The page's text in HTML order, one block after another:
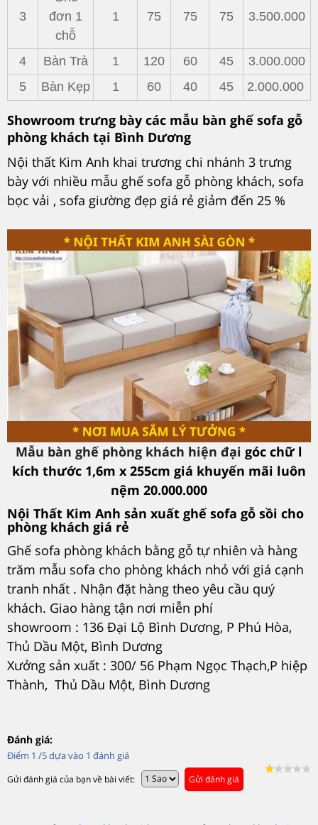
3
đơn 1
chỗ
1 75 75 75 3.500.000
4 Bàn Trà 1 120 60 45
3.000.000
5
Bàn Kẹp 1 60 40 45 2.000.000
Showroom trưng bày các mẫu bàn ghế sofa gỗ
phòng khách tại Bình Dương
Nội thất Kim Anh khai trương chi nhánh 3 trưng
bày với nhiều mẫu ghế sofa gỗ phòng khách, sofa
bọc vải , sofa giường đẹp giá rẻ giảm đến 25 %
Mẫu bàn ghế phòng khách hiện đại góc chữ l
kích thước 1,6m x 255cm giá khuyến mãi luôn
nệm 20.000.000
Nội Thất Kim Anh sản xuất ghế sofa gỗ sồi cho
phòng khách giá rẻ
Ghế sofa phòng khách bằng gỗ tự nhiên và hàng
trăm mẫu sofa cho phòng khách nhỏ với giá cạnh
tranh nhất . Nhận đặt hàng theo yêu cầu quý
khách. Giao hàng tận nơi miễn phí
showroom : 136 Đại Lộ Bình Dương, P Phú Hòa,
Thủ Dầu Một, Bình Dương
Xưởng sản xuất : 300/ 56 Phạm Ngọc Thạch,P hiệp
Thành, Thủ Dầu Một, Bình Dương
Đánh giá:
Điểm 1 /5 dựa vào 1 đánh giá
Gửi đánh giá của bạn về bài viết: Gửi đánh giá